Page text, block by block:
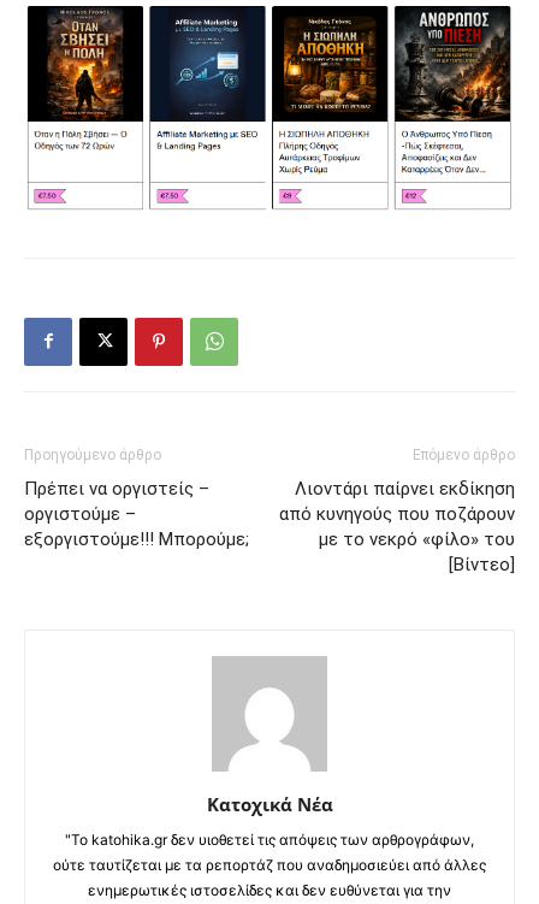
Προηγούμενο άρθρο
Πρέπει να οργιστείς –
οργιστούμε –
εξοργιστούμε!!! Μπορούμε;
Επόμενο άρθρο
Λιοντάρι παίρνει εκδίκηση
από κυνηγούς που ποζάρουν
με το νεκρό «φίλο» του
[Βίντεο]
Κατοχικά Νέα
"Το katohika.gr δεν υιοθετεί τις απόψεις των αρθρογράφων,
ούτε ταυτίζεται με τα ρεπορτάζ που αναδημοσιεύει από άλλες
ενημερωτικές ιστοσελίδες και δεν ευθύνεται για την